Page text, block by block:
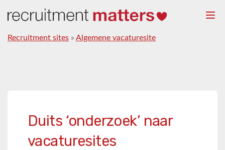
Recruitment sites » Algemene vacaturesite
Duits ‘onderzoek’ naar
vacaturesites